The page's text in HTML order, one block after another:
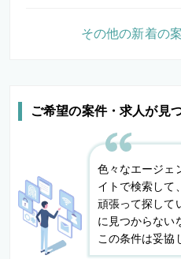
ご希望の案件・求人が見
色々なエージェ
イトで検索して
頑張って探して
に見つからない
この条件は妥協
その他の新着の